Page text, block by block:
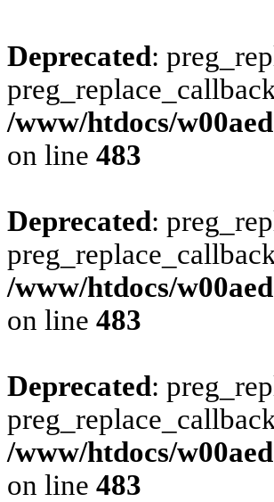
Deprecated:
/www/htdocs/
on line 483
Deprecated:
/www/htdocs/
on line 483
Deprecated:
/www/htdocs/
on line 483